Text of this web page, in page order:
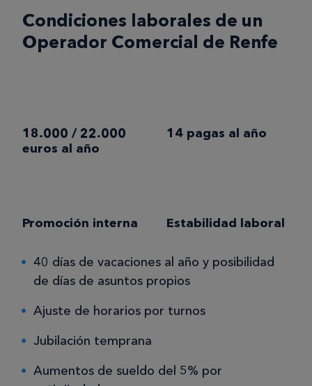
Condiciones laborales de un
Operador Comercial de Renfe
18.000 / 22.000
euros al año
14 pagas al año
Promoción interna Estabilidad laboral
40 días de vacaciones al año y posibilidad
de días de asuntos propios
Ajuste de horarios por turnos
Jubilación temprana
Aumentos de sueldo del 5% por